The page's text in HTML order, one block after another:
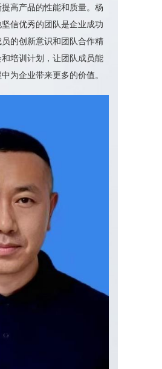
高产品的性能和质量。杨
信优秀的团队是企业成功
的创新意识和团队合作精
培训计划，让团队成员能
为企业带来更多的价值。